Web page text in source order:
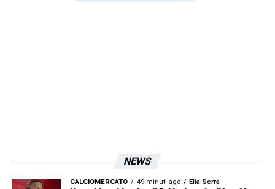
NEWS
CALCIOMERCATO 49 minuti ago Elia Serra